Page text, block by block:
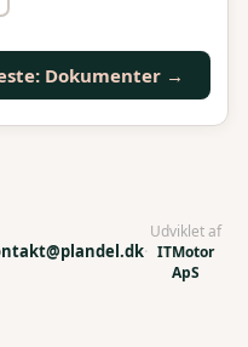
Dokumenter →
·
Udviklet af
ITMotor
ApS